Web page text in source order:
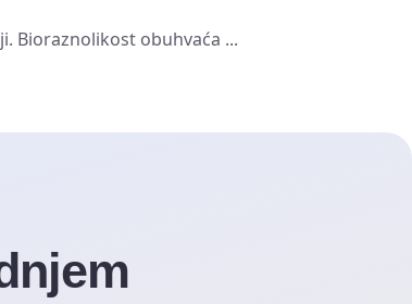
Bioraznolikost obuhvaća ...